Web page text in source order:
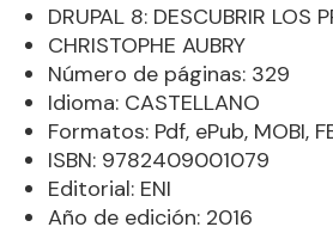
DRUPAL 8: DESCUBRIR LOS
CHRISTOPHE AUBRY
Número de páginas: 329
Idioma: CASTELLANO
Formatos: Pdf, ePub, MOBI,
ISBN: 9782409001079
Editorial: ENI
Año de edición: 2016